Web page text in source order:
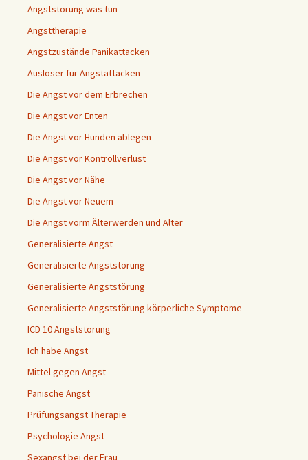
Angststörung was tun
Angsttherapie
Angstzustände Panikattacken
Auslöser für Angstattacken
Die Angst vor dem Erbrechen
Die Angst vor Enten
Die Angst vor Hunden ablegen
Die Angst vor Kontrollverlust
Die Angst vor Nähe
Die Angst vor Neuem
Die Angst vorm Älterwerden und Alter
Generalisierte Angst
Generalisierte Angststörung
Generalisierte Angststörung
Generalisierte Angststörung körperliche Symptome
ICD 10 Angststörung
Ich habe Angst
Mittel gegen Angst
Panische Angst
Prüfungsangst Therapie
Psychologie Angst
Sexangst bei der Frau